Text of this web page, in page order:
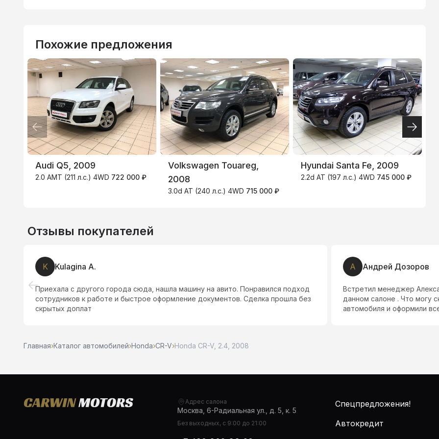
Похожие предложения
Audi Q5, 2009
2.0 AMT (211 л.с.) 4WD 722 000 ₽
Volkswagen Touareg,
2008
3.0d AT (240 л.с.) 4WD 715 000 ₽
Hyundai Santa Fe, 2009
2.2d AT (197 л.с.) 4WD 745 000 ₽
ВТБ
3.9%
ТИНЬКОФФ
4.9%
Отзывы покупателей
А Андрей Дозоров
Встретил менеджер Александр искали долго автомобиль нашли именно в
данном салоне . Что могу сказать менеджеры быстро подобрали вариант
автомобиля и оформили все бумаги
Т Тюрин Алексей
Павлу спасибо! Салон
Главная›Каталог автомобилей›Honda›CR-V›Honda CR-V, 2.4, 2008
Адрес салона
Москва, 6-Радиальная ул., д. 5, к. 5
Без выходных, с 9:00 до 21:00
Спецпредложения!
Автокредит